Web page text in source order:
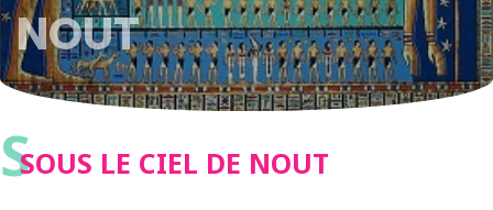
NOUT
SSOUS LE CIEL DE NOUT